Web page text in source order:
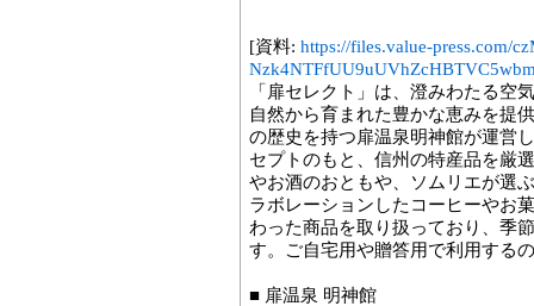
[資料: https://files.value-press.com/
「扉セレクト」は、澄みわたる空
自然から育まれた豊かな恵みを提
の歴史を持つ扉温泉明神館が運営
セプトのもと、信州の特産品を厳
やお酒のおともや、ソムリエが選
ラボレーションしたコーヒーやお
わった商品を取り扱っており、季
す。ご自宅用や贈答用で利用する
■ 扉温泉 明神館